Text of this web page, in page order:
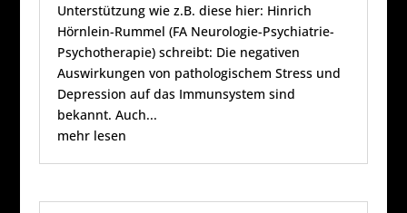
Unterstützung wie z.B. diese hier: Hinrich
Hörnlein-Rummel (FA Neurologie-Psychiatrie-
Psychotherapie) schreibt: Die negativen
Auswirkungen von pathologischem Stress und
Depression auf das Immunsystem sind
bekannt. Auch...
mehr lesen